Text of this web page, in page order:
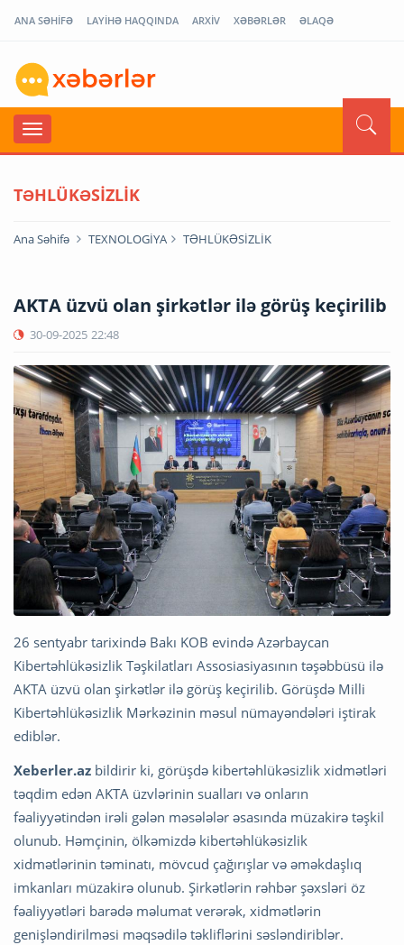
ANA SƏHİFƏ LAYİHƏ HAQQINDA ARXİV XƏBƏRLƏR ƏLAQƏ
TƏHLÜKƏSİZLİK
Ana Səhifə TEXNOLOGİYA TƏHLÜKƏSİZLİK
AKTA üzvü olan şirkətlər ilə görüş keçirilib
30-09-2025 22:48
26 sentyabr tarixində Bakı KOB evində Azərbaycan
Kibertəhlükəsizlik Təşkilatları Assosiasiyasının təşəbbüsü ilə
AKTA üzvü olan şirkətlər ilə görüş keçirilib. Görüşdə Milli
Kibertəhlükəsizlik Mərkəzinin məsul nümayəndələri iştirak
ediblər.
Xeberler.az bildirir ki, görüşdə kibertəhlükəsizlik xidmətləri
təqdim edən AKTA üzvlərinin sualları və onların
fəaliyyətindən irəli gələn məsələlər əsasında müzakirə təşkil
olunub. Həmçinin, ölkəmizdə kibertəhlükəsizlik
xidmətlərinin təminatı, mövcud çağırışlar və əməkdaşlıq
imkanları müzakirə olunub. Şirkətlərin rəhbər şəxsləri öz
fəaliyyətləri barədə məlumat verərək, xidmətlərin
genişləndirilməsi məqsədilə təkliflərini səsləndiriblər.